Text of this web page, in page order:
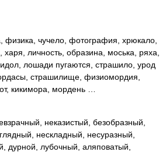
физика, чучело, фотография, хрюкало,
харя, личность, образина, моська, ряха,
лошади пугаются, страшило, урод
страшилище, физиомордия,
кикимора, мордень …
неказистый, безобразный,
нескладный, несуразный,
дурной, лубочный, аляповатый,